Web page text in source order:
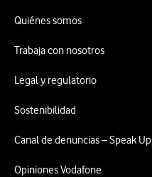
Quiénes somos
Trabaja con nosotros
Legal y regulatorio
Sostenibilidad
Canal de denuncias – Speak Up
Opiniones Vodafone